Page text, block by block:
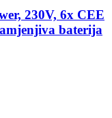
230V, 6x CEE
baterija